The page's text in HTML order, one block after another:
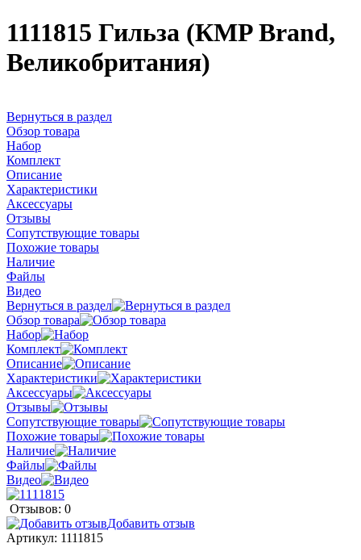
1111815 Гильза (КMP Brand,
Великобритания)
Вернуться в раздел
Обзор товара
Набор
Комплект
Описание
Характеристики
Аксессуары
Отзывы
Сопутствующие товары
Похожие товары
Наличие
Файлы
Видео
Вернуться в раздел
Обзор товара
Набор
Комплект
Описание
Характеристики
Аксессуары
Отзывы
Сопутствующие товары
Похожие товары
Наличие
Файлы
Видео
Отзывов: 0
Добавить отзыв
Артикул: 1111815